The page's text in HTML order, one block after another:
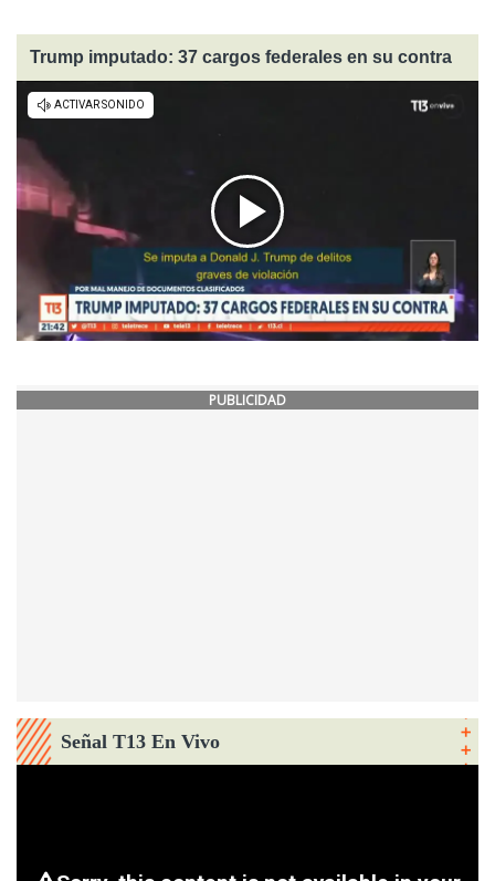
Trump imputado: 37 cargos federales en su contra
PUBLICIDAD
Señal T13 En Vivo